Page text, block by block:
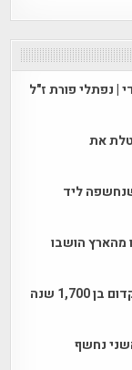
| נפתלי פורת ז"ל
את
ליד
מהארץ הושבו
שנה
נחשף